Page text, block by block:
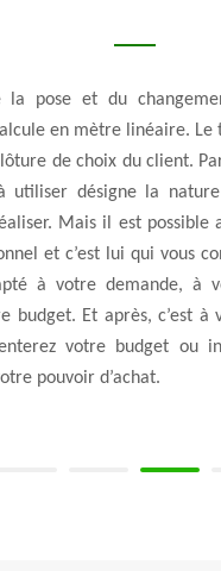
la pose et du
en mètre linéaire. Le
de choix du client.
utiliser désigne la
Mais il est possible
et c’est lui qui vous
à votre demande, à
budget. Et après, c’est à
votre budget ou
pouvoir d’achat.